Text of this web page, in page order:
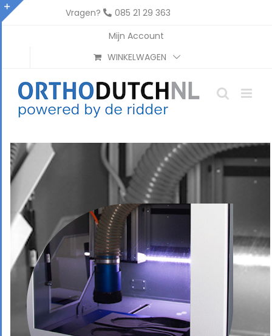
Ga
naar
Vragen?
085 21 29 363
Mijn Account
WINKELWAGEN
Area